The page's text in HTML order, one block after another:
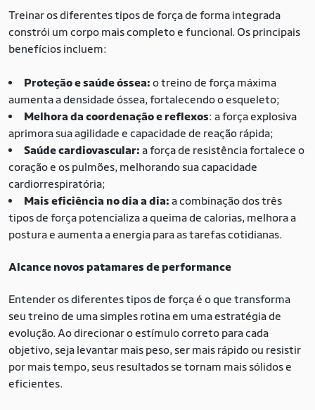
Treinar os diferentes tipos de força de forma integrada
constrói um corpo mais completo e funcional. Os principais
benefícios incluem:
Proteção e saúde óssea: o treino de força máxima
aumenta a densidade óssea, fortalecendo o esqueleto;
Melhora da coordenação e reflexos: a força explosiva
aprimora sua agilidade e capacidade de reação rápida;
Saúde cardiovascular: a força de resistência fortalece o
coração e os pulmões, melhorando sua capacidade
cardiorrespiratória;
Mais eficiência no dia a dia: a combinação dos três
tipos de força potencializa a queima de calorias, melhora a
postura e aumenta a energia para as tarefas cotidianas.
Alcance novos patamares de performance
Entender os diferentes tipos de força é o que transforma
seu treino de uma simples rotina em uma estratégia de
evolução. Ao direcionar o estímulo correto para cada
objetivo, seja levantar mais peso, ser mais rápido ou resistir
por mais tempo, seus resultados se tornam mais sólidos e
eficientes.